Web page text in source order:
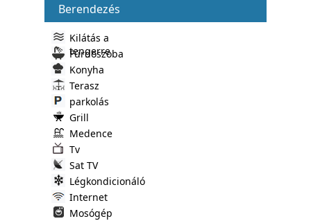
Berendezés
Kilátás a
tengerre
Fürdoszoba
Konyha
Terasz
parkolás
Grill
Medence
Tv
Sat TV
Légkondicionáló
Internet
Mosógép